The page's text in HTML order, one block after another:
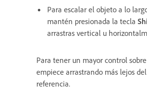
Para escalar el objeto a lo
mantén presionada la tecla
arrastras vertical u
Para tener un mayor control
empiece arrastrando más lejos
referencia.